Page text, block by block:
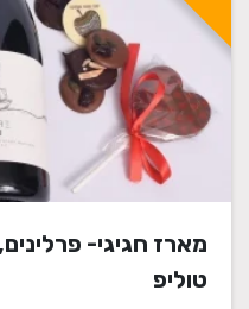
מארז חגיגי- פרלינים,
טוליפ